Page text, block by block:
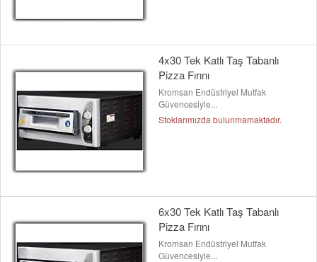
4x30 Tek Katlı Taş Tabanlı
Pizza Fırını
Kromsan Endüstriyel Mutfak
Güvencesiyle...
Stoklarımızda bulunmamaktadır.
6x30 Tek Katlı Taş Tabanlı
Pizza Fırını
Kromsan Endüstriyel Mutfak
Güvencesiyle...